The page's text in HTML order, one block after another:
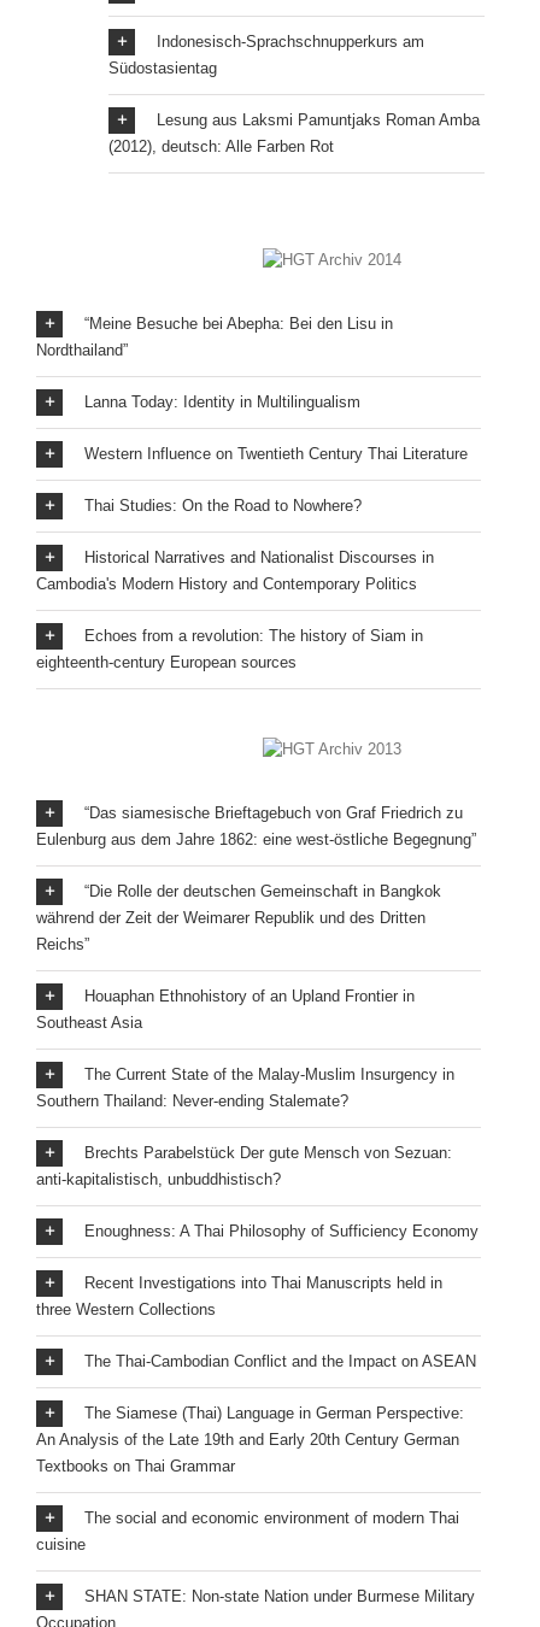
Indonesisch-Sprachschnupperkurs am
Südostasientag
Lesung aus Laksmi Pamuntjaks Roman Amba
(2012), deutsch: Alle Farben Rot
“Meine Besuche bei Abepha: Bei den Lisu in
Nordthailand”
Lanna Today: Identity in Multilingualism
Western Influence on Twentieth Century Thai Literature
Thai Studies: On the Road to Nowhere?
Historical Narratives and Nationalist Discourses in
Cambodia's Modern History and Contemporary Politics
Echoes from a revolution: The history of Siam in
eighteenth-century European sources
“Das siamesische Brieftagebuch von Graf Friedrich zu
Eulenburg aus dem Jahre 1862: eine west-östliche Begegnung”
“Die Rolle der deutschen Gemeinschaft in Bangkok
während der Zeit der Weimarer Republik und des Dritten
Reichs”
Houaphan Ethnohistory of an Upland Frontier in
Southeast Asia
The Current State of the Malay-Muslim Insurgency in
Southern Thailand: Never-ending Stalemate?
Brechts Parabelstück Der gute Mensch von Sezuan:
anti-kapitalistisch, unbuddhistisch?
Enoughness: A Thai Philosophy of Sufficiency Economy
Recent Investigations into Thai Manuscripts held in
three Western Collections
The Thai-Cambodian Conflict and the Impact on ASEAN
The Siamese (Thai) Language in German Perspective:
An Analysis of the Late 19th and Early 20th Century German
Textbooks on Thai Grammar
The social and economic environment of modern Thai
cuisine
SHAN STATE: Non-state Nation under Burmese Military
Occupation